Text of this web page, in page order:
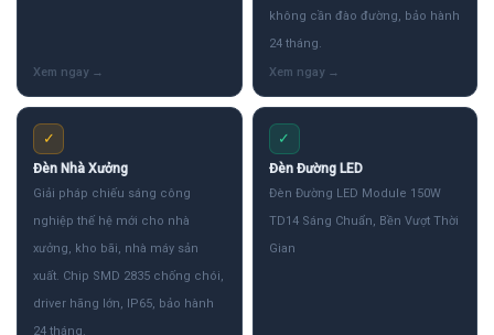
không cần đào đường, bảo hành
24 tháng.
✓
Đèn Nhà Xưởng
Giải pháp chiếu sáng công
nghiệp thế hệ mới cho nhà
xưởng, kho bãi, nhà máy sản
xuất. Chip SMD 2835 chống chói,
driver hãng lớn, IP65, bảo hành
24 tháng.
✓
Đèn Đường LED
Đèn Đường LED Module 150W
TD14 Sáng Chuẩn, Bền Vượt Thời
Gian